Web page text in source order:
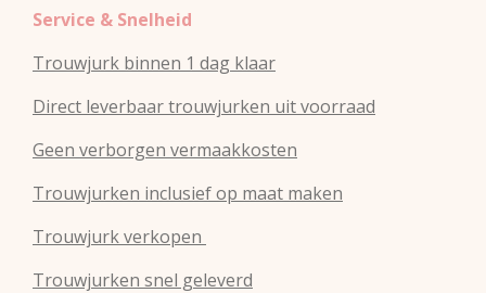
Service & Snelheid
Trouwjurk binnen 1 dag klaar
Direct leverbaar trouwjurken uit voorraad
Geen verborgen vermaakkosten
Trouwjurken inclusief op maat maken
Trouwjurk verkopen
Trouwjurken snel geleverd